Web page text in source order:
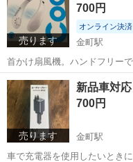
している方のみ取引させてくだ
売ります
700円
オンライン決済
金町駅
首かけ扇風機。ハンドフリー
最新式。新品同様。開封済み。
東京 葛飾区 金町駅
売ります
新品車対
700円
金町駅
車で充電器を使用したいとき